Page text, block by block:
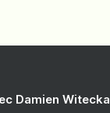
Damien Witecka